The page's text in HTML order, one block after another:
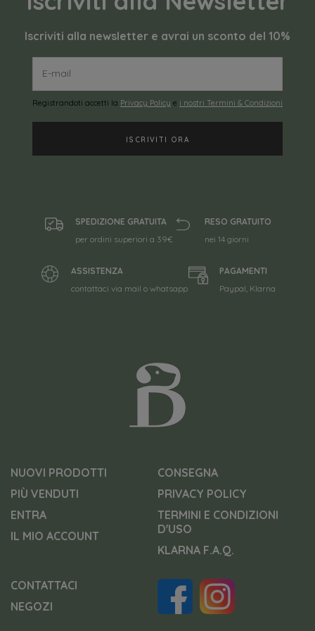
Iscriviti alla newsletter e avrai un sconto del 10%
Registrandoti accetti la Privacy Policy e i nostri Termini & Condizioni
SPEDIZIONE GRATUITA
per ordini superiori a 39€
RESO GRATUITO
nei 14 giorni
ASSISTENZA
contattaci via mail o whatsapp
PAGAMENTI
Paypal, Klarna
NUOVI PRODOTTI
PIÙ VENDUTI
ENTRA
IL MIO ACCOUNT
CONSEGNA
PRIVACY POLICY
TERMINI E CONDIZIONI
D'USO
KLARNA F.A.Q.
CONTATTACI
NEGOZI